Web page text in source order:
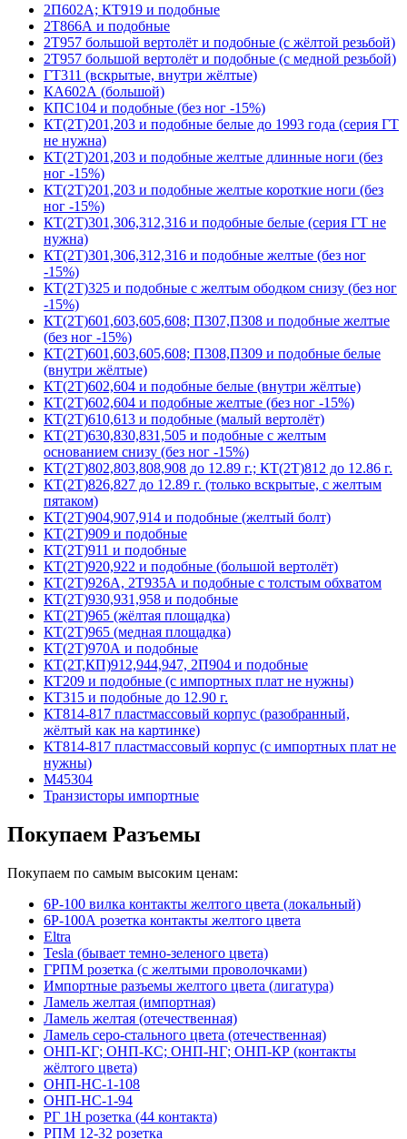
2П602А; КТ919 и подобные
2Т866А и подобные
2Т957 большой вертолёт и подобные (с жёлтой резьбой)
2Т957 большой вертолёт и подобные (с медной резьбой)
ГТ311 (вскрытые, внутри жёлтые)
КА602А (большой)
КПС104 и подобные (без ног -15%)
КТ(2Т)201,203 и подобные белые до 1993 года (серия ГТ
не нужна)
КТ(2Т)201,203 и подобные желтые длинные ноги (без
ног -15%)
КТ(2Т)201,203 и подобные желтые короткие ноги (без
ног -15%)
КТ(2Т)301,306,312,316 и подобные белые (серия ГТ не
нужна)
КТ(2Т)301,306,312,316 и подобные желтые (без ног
-15%)
КТ(2Т)325 и подобные с желтым ободком снизу (без ног
-15%)
КТ(2Т)601,603,605,608; П307,П308 и подобные желтые
(без ног -15%)
КТ(2Т)601,603,605,608; П308,П309 и подобные белые
(внутри жёлтые)
КТ(2Т)602,604 и подобные белые (внутри жёлтые)
КТ(2Т)602,604 и подобные желтые (без ног -15%)
КТ(2Т)610,613 и подобные (малый вертолёт)
КТ(2Т)630,830,831,505 и подобные с желтым
основанием снизу (без ног -15%)
КТ(2Т)802,803,808,908 до 12.89 г.; КТ(2Т)812 до 12.86 г.
КТ(2Т)826,827 до 12.89 г. (только вскрытые, с желтым
пятаком)
КТ(2Т)904,907,914 и подобные (желтый болт)
КТ(2Т)909 и подобные
КТ(2Т)911 и подобные
КТ(2Т)920,922 и подобные (большой вертолёт)
КТ(2Т)926А, 2Т935А и подобные с толстым обхватом
КТ(2Т)930,931,958 и подобные
КТ(2Т)965 (жёлтая площадка)
КТ(2Т)965 (медная площадка)
КТ(2Т)970А и подобные
КТ(2Т,КП)912,944,947, 2П904 и подобные
КТ209 и подобные (с импортных плат не нужны)
КТ315 и подобные до 12.90 г.
КТ814-817 пластмассовый корпус (разобранный,
жёлтый как на картинке)
КТ814-817 пластмассовый корпус (с импортных плат не
нужны)
М45304
Транзисторы импортные
Покупаем Разъемы
Покупаем по самым высоким ценам:
6Р-100 вилка контакты желтого цвета (локальный)
6Р-100А розетка контакты желтого цвета
Eltra
Tesla (бывает темно-зеленого цвета)
ГРПМ розетка (с желтыми проволочками)
Импортные разъемы желтого цвета (лигатура)
Ламель желтая (импортная)
Ламель желтая (отечественная)
Ламель серо-стального цвета (отечественная)
ОНП-КГ; ОНП-КС; ОНП-НГ; ОНП-КР (контакты
жёлтого цвета)
ОНП-НС-1-108
ОНП-НС-1-94
РГ 1Н розетка (44 контакта)
РПМ 12-32 розетка